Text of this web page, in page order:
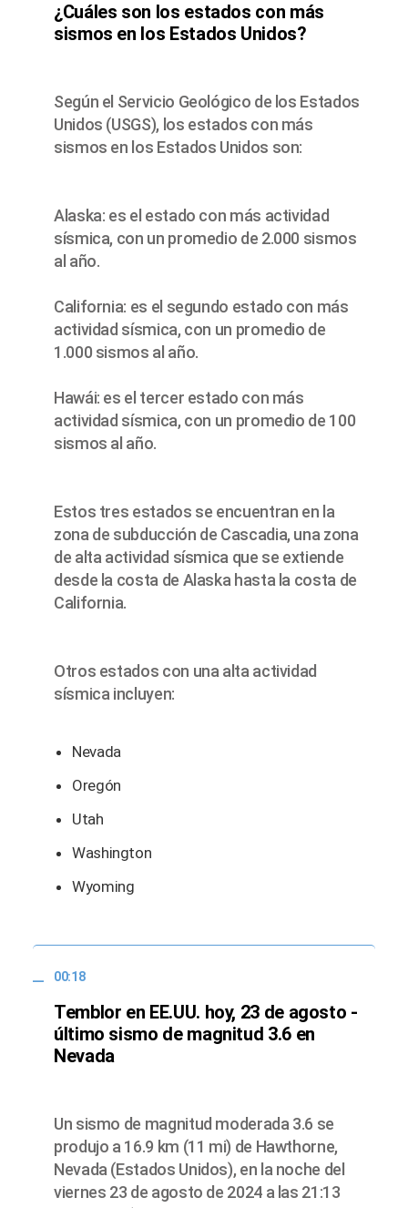
¿Cuáles son los estados con más
sismos en los Estados Unidos?
Según el Servicio Geológico de los Estados
Unidos (USGS), los estados con más
sismos en los Estados Unidos son:
Alaska: es el estado con más actividad
sísmica, con un promedio de 2.000 sismos
al año.
California: es el segundo estado con más
actividad sísmica, con un promedio de
1.000 sismos al año.
Hawái: es el tercer estado con más
actividad sísmica, con un promedio de 100
sismos al año.
Estos tres estados se encuentran en la
zona de subducción de Cascadia, una zona
de alta actividad sísmica que se extiende
desde la costa de Alaska hasta la costa de
California.
Otros estados con una alta actividad
sísmica incluyen:
Nevada
Oregón
Utah
Washington
Wyoming
00:18
Temblor en EE.UU. hoy, 23 de agosto -
último sismo de magnitud 3.6 en
Nevada
Un sismo de magnitud moderada 3.6 se
produjo a 16.9 km (11 mi) de Hawthorne,
Nevada (Estados Unidos), en la noche del
viernes 23 de agosto de 2024 a las 21:13